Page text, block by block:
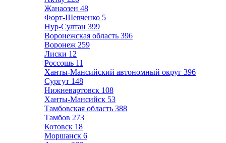
Жанаозен 48
Форт-Шевченко 5
Нур-Султан 399
Воронежская область 396
Воронеж 259
Лиски 12
Россошь 11
Ханты-Мансийский автономный округ 396
Сургут 148
Нижневартовск 108
Ханты-Мансийск 53
Тамбовская область 388
Тамбов 273
Котовск 18
Моршанск 6